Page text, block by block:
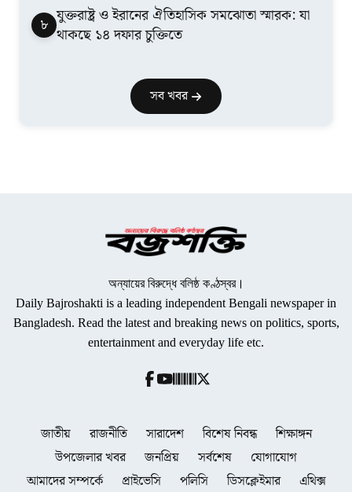
৮ যুক্তরাষ্ট্র ও ইরানের ঐতিহাসিক সমঝোতা স্মারক: যা
থাকছে ১৪ দফার চুক্তিতে
সব খবর
অন্যায়ের বিরুদ্ধে বলিষ্ঠ কণ্ঠস্বর।
Daily Bajroshakti is a leading independent Bengali newspaper in
Bangladesh. Read the latest and breaking news on politics, sports,
entertainment and everyday life etc.
জাতীয় রাজনীতি সারাদেশ বিশেষ নিবন্ধ
শিক্ষাঙ্গন
উপজেলার খবর
জনপ্রিয় সর্বশেষ
যোগাযোগ
আমাদের সম্পর্কে
প্রাইভেসি পলিসি ডিসক্লেইমার
এথিক্স